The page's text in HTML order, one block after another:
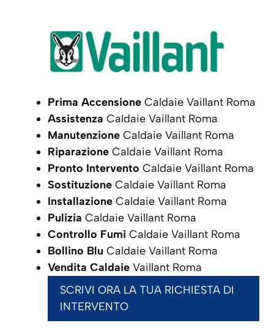
Prima Accensione Caldaie Vaillant Roma
Assistenza Caldaie Vaillant Roma
Manutenzione Caldaie Vaillant Roma
Riparazione Caldaie Vaillant Roma
Pronto Intervento Caldaie Vaillant Roma
Sostituzione Caldaie Vaillant Roma
Installazione Caldaie Vaillant Roma
Pulizia Caldaie Vaillant Roma
Controllo Fumi Caldaie Vaillant Roma
Bollino Blu Caldaie Vaillant Roma
Vendita Caldaie Vaillant Roma
SCRIVI ORA LA TUA RICHIESTA DI
INTERVENTO